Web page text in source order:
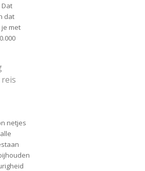
dat
met
netjes